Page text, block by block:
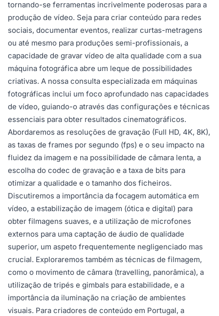
tornando-se ferramentas incrivelmente poderosas para a
produção de vídeo. Seja para criar conteúdo para redes
sociais, documentar eventos, realizar curtas-metragens
ou até mesmo para produções semi-profissionais, a
capacidade de gravar vídeo de alta qualidade com a sua
máquina fotográfica abre um leque de possibilidades
criativas. A nossa consulta especializada em máquinas
fotográficas inclui um foco aprofundado nas capacidades
de vídeo, guiando-o através das configurações e técnicas
essenciais para obter resultados cinematográficos.
Abordaremos as resoluções de gravação (Full HD, 4K, 8K),
as taxas de frames por segundo (fps) e o seu impacto na
fluidez da imagem e na possibilidade de câmara lenta, a
escolha do codec de gravação e a taxa de bits para
otimizar a qualidade e o tamanho dos ficheiros.
Discutiremos a importância da focagem automática em
vídeo, a estabilização de imagem (ótica e digital) para
obter filmagens suaves, e a utilização de microfones
externos para uma captação de áudio de qualidade
superior, um aspeto frequentemente negligenciado mas
crucial. Exploraremos também as técnicas de filmagem,
como o movimento de câmara (travelling, panorâmica), a
utilização de tripés e gimbals para estabilidade, e a
importância da iluminação na criação de ambientes
visuais. Para criadores de conteúdo em Portugal, a